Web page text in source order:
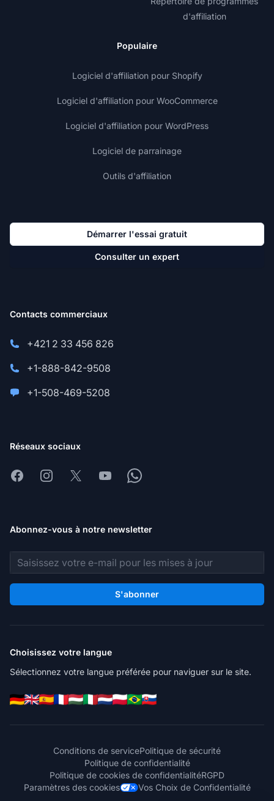
d'affiliation
Populaire
Logiciel d'affiliation pour Shopify
Logiciel d'affiliation pour WooCommerce
Logiciel d'affiliation pour WordPress
Logiciel de parrainage
Outils d'affiliation
Démarrer l'essai gratuit
Consulter un expert
Contacts commerciaux
+421 2 33 456 826
+1-888-842-9508
+1-508-469-5208
Réseaux sociaux
FacebookInstagram
X YoutubeWhatsapp
Abonnez-vous à notre newsletter
Adresse e-mail
S'abonner
Choisissez votre langue
Sélectionnez votre langue préférée pour naviguer sur le site.
Conditions de servicePolitique de sécurité
Politique de confidentialité
Politique de cookies de confidentialitéRGPD
Paramètres des cookies
Vos Choix de Confidentialité